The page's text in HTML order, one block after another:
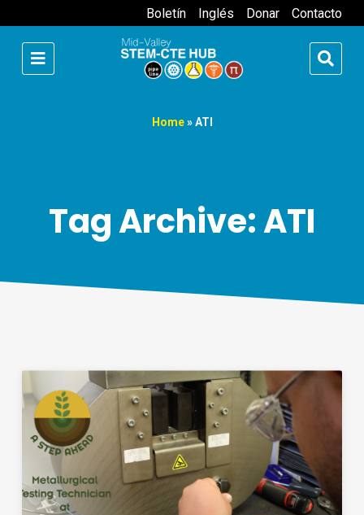
Boletín Inglés Donar Contacto
Home»ATI
Tag Archive: ATI
Permanent Link to Eche un